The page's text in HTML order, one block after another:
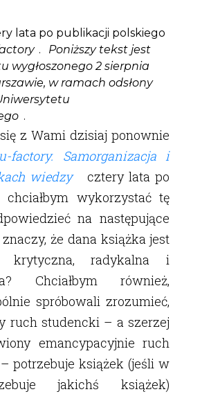
lata po publikacji polskiego
.
Poniższy tekst jest
wygłoszonego 2 sierpnia
w ramach odsłony
.
z Wami dzisiaj ponownie
factory. Samorganizacja i
wiedzy
cztery lata po
chciałbym wykorzystać tę
na następujące
że dana książka jest
krytyczna, radykalna i
Chciałbym również,
spróbowali zrozumieć,
ruch studencki – a szerzej
emancypacyjnie ruch
potrzebuje książek (jeśli w
jakichś książek)